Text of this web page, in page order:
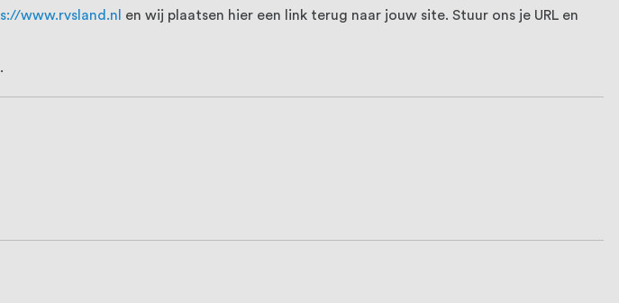
www.rvsland.nl
en wij plaatsen hier een link terug naar jouw site. Stuur ons je URL en